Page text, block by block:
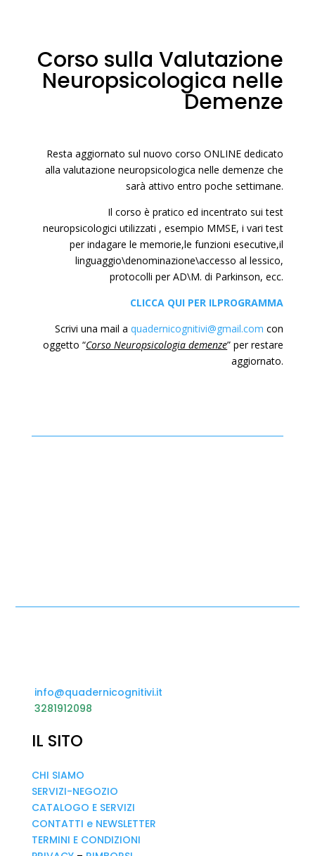
Corso sulla Valutazione
Neuropsicologica nelle
Demenze
Resta aggiornato sul nuovo corso ONLINE dedicato
alla valutazione neuropsicologica nelle demenze che
sarà attivo entro poche settimane.
Il corso è pratico ed incentrato sui test
neuropsicologici utilizzati , esempio MMSE, i vari test
per indagare le memorie,le funzioni esecutive,il
linguaggio\denominazione\accesso al lessico,
protocolli per AD\M. di Parkinson, ecc.
CLICCA QUI PER ILPROGRAMMA
Scrivi una mail aquadernicognitivi@gmail.com con
oggetto “Corso Neuropsicologia demenze” per restare
aggiornato.
info@quadernicognitivi.it
3281912098
IL SITO
CHI SIAMO
SERVIZI-NEGOZIO
CATALOGO E SERVIZI
CONTATTI e NEWSLETTER
TERMINI E CONDIZIONI